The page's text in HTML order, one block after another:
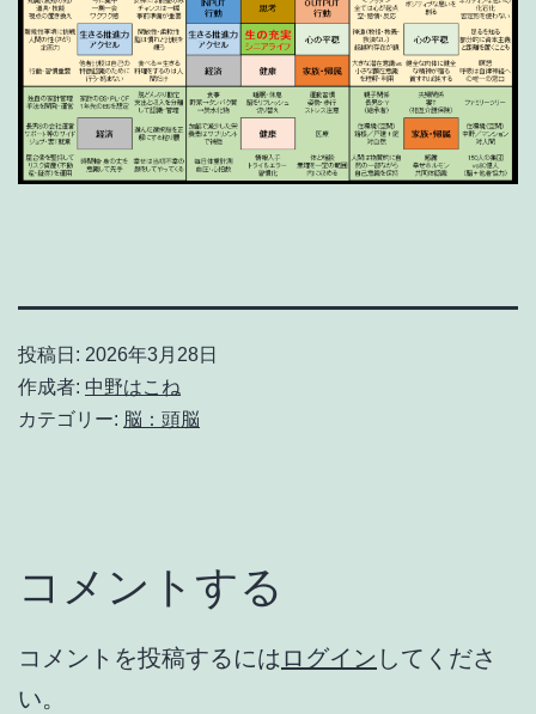
投稿日: 2026年3月28日
作成者: 中野はこね
カテゴリー: 脳：頭脳
コメントする
コメントを投稿するには ログイン してくださ
い。